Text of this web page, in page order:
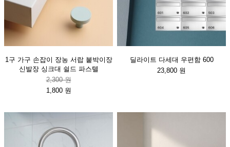
1구 가구 손잡이 장농 서랍 붙박이장
신발장 싱크대 쉴드 파스텔
2,300 원
1,800 원
딜라이트 다세대 우편함 600
23,800 원